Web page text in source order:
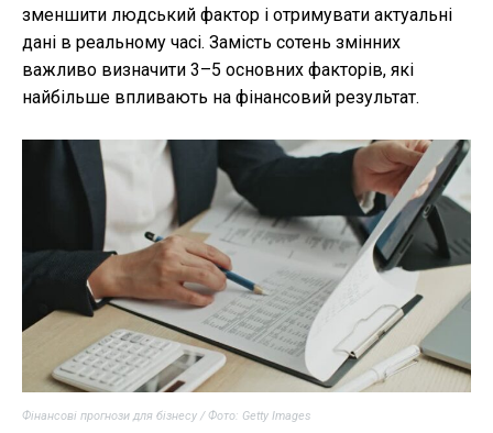
зменшити людський фактор і отримувати актуальні
дані в реальному часі. Замість сотень змінних
важливо визначити 3–5 основних факторів, які
найбільше впливають на фінансовий результат.
Фінансові прогнози для бізнесу / Фото: Getty Images